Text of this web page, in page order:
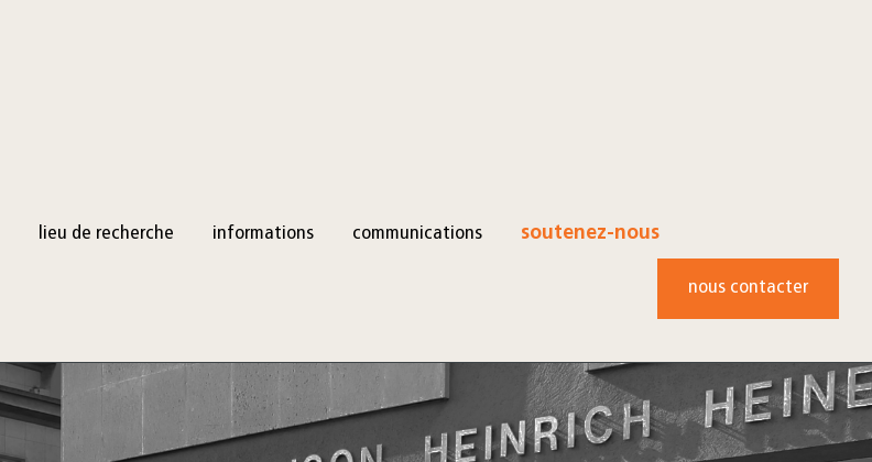
lieu de recherche informations communications soutenez-nous
nous contacter